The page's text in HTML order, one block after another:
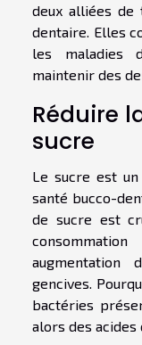
deux alliées de
dentaire. Elles
les maladies
maintenir des
Réduire
sucre
Le sucre est
santé bucco-
de sucre est
augmentation
gencives.
bactéries
alors des acides